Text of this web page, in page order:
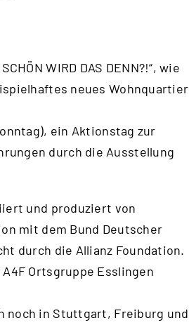
WIRD DAS DENN?!“, wie
neues Wohnquartier
ein Aktionstag zur
durch die Ausstellung
und produziert von
mit dem Bund Deutscher
durch die Allianz Foundation.
Ortsgruppe Esslingen
noch in Stuttgart, Freiburg und